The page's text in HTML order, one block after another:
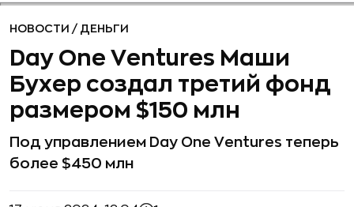
НОВОСТИ / ДЕНЬГИ
Day One Ventures Маши
Бухер создал третий фонд
размером $150 млн
Под управлением Day One Ventures теперь
более $450 млн